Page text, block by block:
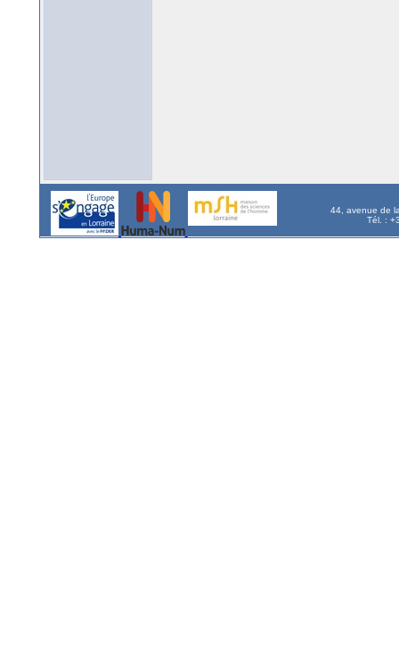
44, avenue de
Tél. :